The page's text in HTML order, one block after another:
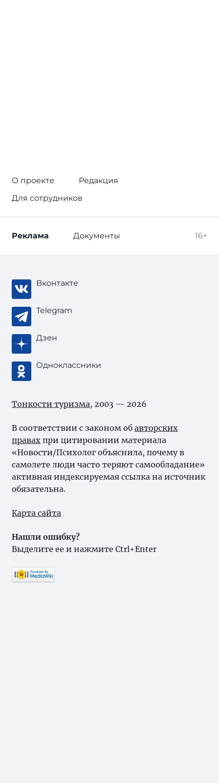
О проекте
Редакция
Для сотрудников
16+
Реклама Документы
Вконтакте
Telegram
Дзен
Одноклассники
Тонкости туризма, 2003 — 2026
В соответствии с законом об авторских
правах при цитировании материала
«Новости/Психолог объяснила, почему в
самолете люди часто теряют самообладание»
активная индексируемая ссылка на источник
обязательна.
Карта сайта
Нашли ошибку?
Выделите ее и нажмите Ctrl+Enter